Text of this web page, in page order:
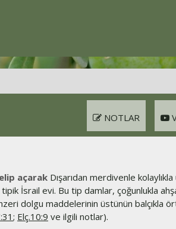
NOTLAR
açarak Dışarıdan merdivenle
İsrail evi. Bu tip damlar, çoğunlukla
dolgu maddelerinin üstünün balçıkla
; Elç.10:9 ve ilgili notlar).